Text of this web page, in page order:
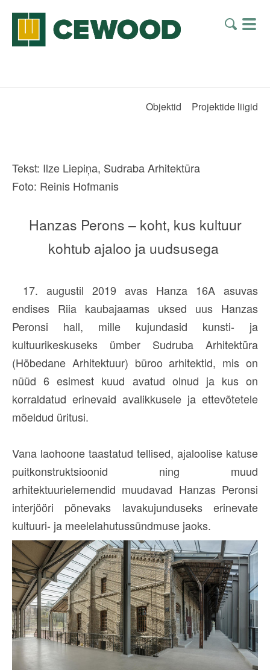
Objektid Projektide liigid
Tekst: Ilze Liepiņa, Sudraba Arhitektūra
Foto: Reinis Hofmanis
Hanzas Perons – koht, kus kultuur
kohtub ajaloo ja uudsusega
17. augustil 2019 avas Hanza 16A asuvas
endises Riia kaubajaamas uksed uus Hanzas
Peronsi hall, mille kujundasid kunsti- ja
kultuurikeskuseks ümber Sudruba Arhitektūra
(Hõbedane Arhitektuur) büroo arhitektid, mis on
nüüd 6 esimest kuud avatud olnud ja kus on
korraldatud erinevaid avalikkusele ja ettevõtetele
mõeldud üritusi.
Vana laohoone taastatud tellised, ajaloolise katuse
puitkonstruktsioonid ning muud
arhitektuurielemendid muudavad Hanzas Peronsi
interjööri põnevaks lavakujunduseks erinevate
kultuuri- ja meelelahutussündmuse jaoks.